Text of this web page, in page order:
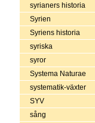
syrianers historia
Syrien
Syriens historia
syriska
syror
Systema Naturae
systematik-växter
SYV
sång